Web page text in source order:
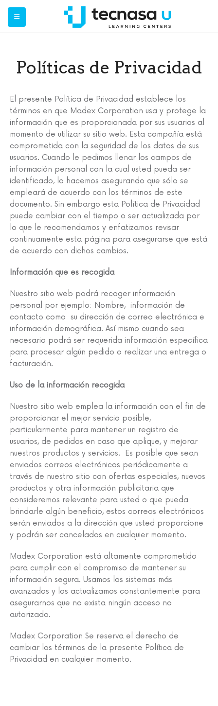
Políticas de Privacidad
El presente Política de Privacidad establece los
términos en que Madex Corporation usa y protege la
información que es proporcionada por sus usuarios al
momento de utilizar su sitio web. Esta compañía está
comprometida con la seguridad de los datos de sus
usuarios. Cuando le pedimos llenar los campos de
información personal con la cual usted pueda ser
identificado, lo hacemos asegurando que sólo se
empleará de acuerdo con los términos de este
documento. Sin embargo esta Política de Privacidad
puede cambiar con el tiempo o ser actualizada por
lo que le recomendamos y enfatizamos revisar
continuamente esta página para asegurarse que está
de acuerdo con dichos cambios.
Información que es recogida
Nuestro sitio web podrá recoger información
personal por ejemplo: Nombre, información de
contacto como su dirección de correo electrónica e
información demográfica. Así mismo cuando sea
necesario podrá ser requerida información específica
para procesar algún pedido o realizar una entrega o
facturación.
Uso de la información recogida
Nuestro sitio web emplea la información con el fin de
proporcionar el mejor servicio posible,
particularmente para mantener un registro de
usuarios, de pedidos en caso que aplique, y mejorar
nuestros productos y servicios. Es posible que sean
enviados correos electrónicos periódicamente a
través de nuestro sitio con ofertas especiales, nuevos
productos y otra información publicitaria que
consideremos relevante para usted o que pueda
brindarle algún beneficio, estos correos electrónicos
serán enviados a la dirección que usted proporcione
y podrán ser cancelados en cualquier momento.
Madex Corporation está altamente comprometido
para cumplir con el compromiso de mantener su
información segura. Usamos los sistemas más
avanzados y los actualizamos constantemente para
asegurarnos que no exista ningún acceso no
autorizado.
Madex Corporation Se reserva el derecho de
cambiar los términos de la presente Política de
Privacidad en cualquier momento.